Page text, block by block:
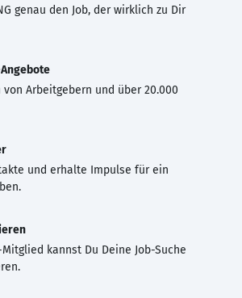
genau den Job, der wirklich zu Dir
von Arbeitgebern und über 20.000
und erhalte Impulse für ein
kannst Du Deine Job-Suche